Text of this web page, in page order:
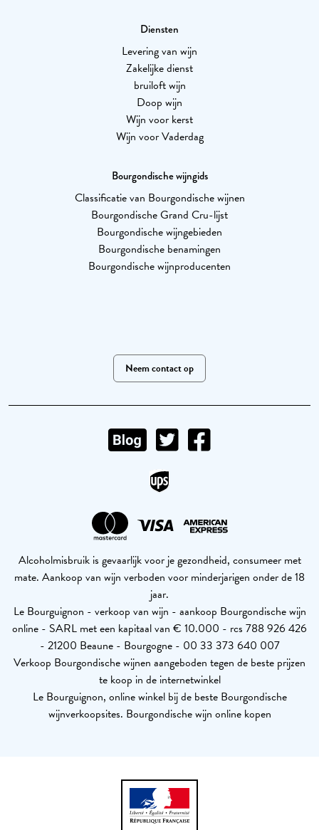
Diensten
Levering van wijn
Zakelijke dienst
bruiloft wijn
Doop wijn
Wijn voor kerst
Wijn voor Vaderdag
Bourgondische wijngids
Classificatie van Bourgondische wijnen
Bourgondische Grand Cru-lijst
Bourgondische wijngebieden
Bourgondische benamingen
Bourgondische wijnproducenten
Neem contact op
Alcoholmisbruik is gevaarlijk voor je gezondheid, consumeer met
mate. Aankoop van wijn verboden voor minderjarigen onder de 18
jaar.
Le Bourguignon - verkoop van wijn - aankoop Bourgondische wijn
online - SARL met een kapitaal van € 10.000 - rcs 788 926 426
- 21200 Beaune - Bourgogne - 00 33 373 640 007
Verkoop Bourgondische wijnen aangeboden tegen de beste prijzen
te koop in de internetwinkel
Le Bourguignon, online winkel bij de beste Bourgondische
wijnverkoopsites. Bourgondische wijn online kopen